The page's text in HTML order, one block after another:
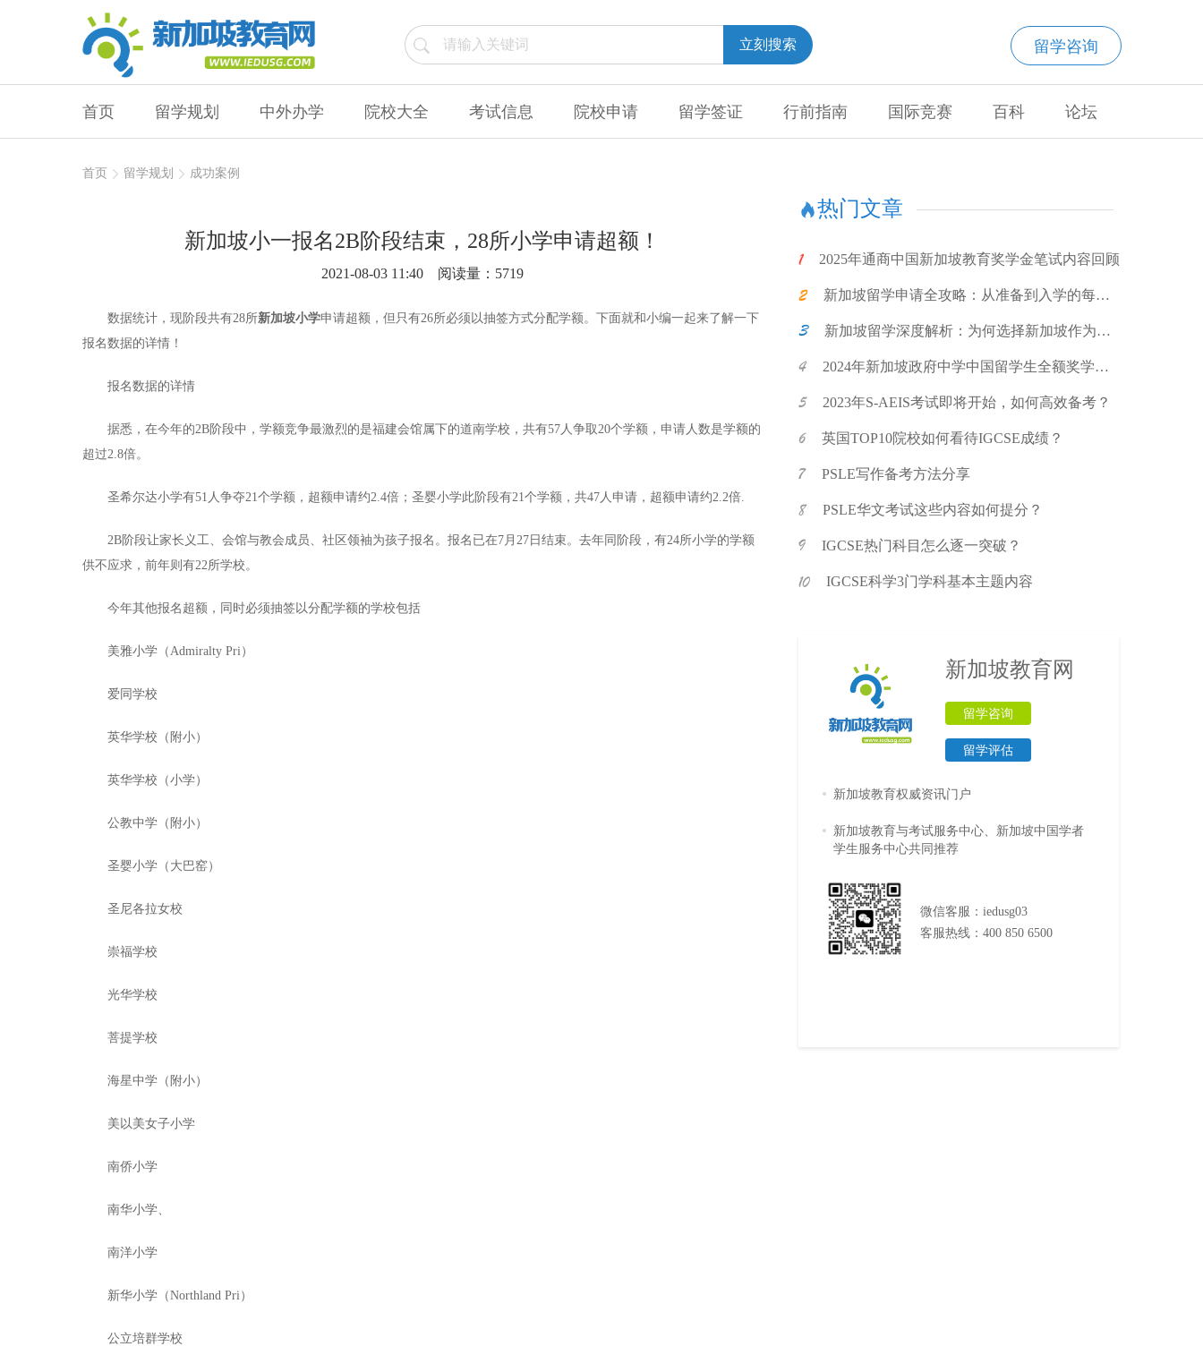
留学咨询
立刻搜索
首页 留学规划 中外办学 院校大全 考试信息 院校申请 留学签证 行前指南 国际竞赛 百科 论坛
首页 留学规划 成功案例
新加坡小一报名2B阶段结束，28所小学申请超额！
2021-08-03 11:40 阅读量：5719
数据统计，现阶段共有28所新加坡小学申请超额，但只有26所必须以抽签方式分配学额。下面就和小编一起来了解一下
报名数据的详情！
报名数据的详情
据悉，在今年的2B阶段中，学额竞争最激烈的是福建会馆属下的道南学校，共有57人争取20个学额，申请人数是学额的
超过2.8倍。
圣希尔达小学有51人争夺21个学额，超额申请约2.4倍；圣婴小学此阶段有21个学额，共47人申请，超额申请约2.2倍.
2B阶段让家长义工、会馆与教会成员、社区领袖为孩子报名。报名已在7月27日结束。去年同阶段，有24所小学的学额
供不应求，前年则有22所学校。
今年其他报名超额，同时必须抽签以分配学额的学校包括
美雅小学（Admiralty Pri）
爱同学校
英华学校（附小）
英华学校（小学）
公教中学（附小）
圣婴小学（大巴窑）
圣尼各拉女校
崇福学校
光华学校
菩提学校
海星中学（附小）
美以美女子小学
南侨小学
南华小学、
南洋小学
新华小学（Northland Pri）
公立培群学校
热门文章
2025年通商中国新加坡教育奖学金笔试内容回顾
新加坡留学申请全攻略：从准备到入学的每一
新加坡留学深度解析：为何选择新加坡作为留
2024年新加坡政府中学中国留学生全额奖学金
2023年S-AEIS考试即将开始，如何高效备考？
英国TOP10院校如何看待IGCSE成绩？
PSLE写作备考方法分享
PSLE华文考试这些内容如何提分？
IGCSE热门科目怎么逐一突破？
IGCSE科学3门学科基本主题内容
新加坡教育网
留学咨询
留学评估
新加坡教育权威资讯门户
新加坡教育与考试服务中心、新加坡中国学者
学生服务中心共同推荐
微信客服：iedusg03
客服热线：400 850 6500